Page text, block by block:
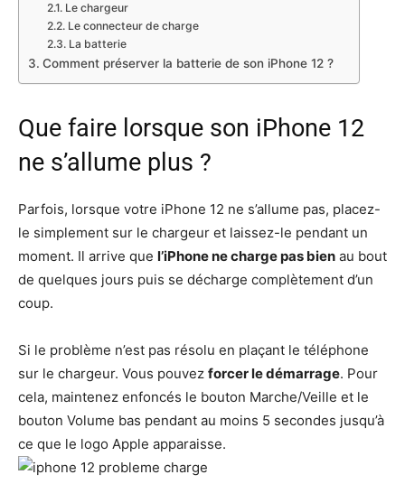
Le chargeur
Le connecteur de charge
La batterie
Comment préserver la batterie de son iPhone 12 ?
Que faire lorsque son iPhone 12
ne s’allume plus ?
Parfois, lorsque votre iPhone 12 ne s’allume pas, placez-
le simplement sur le chargeur et laissez-le pendant un
moment. Il arrive que l’iPhone ne charge pas bien au bout
de quelques jours puis se décharge complètement d’un
coup.
Si le problème n’est pas résolu en plaçant le téléphone
sur le chargeur. Vous pouvez forcer le démarrage. Pour
cela, maintenez enfoncés le bouton Marche/Veille et le
bouton Volume bas pendant au moins 5 secondes jusqu’à
ce que le logo Apple apparaisse.